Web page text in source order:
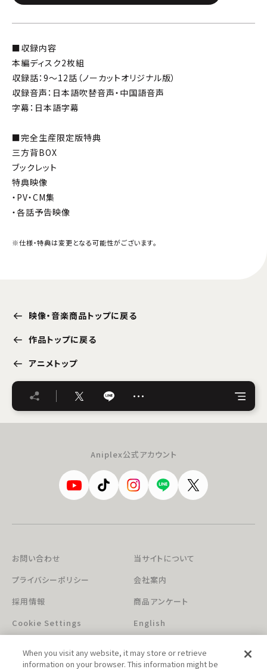
■収録内容
本編ディスク2枚組
収録話：9～12話（ノーカットオリジナル版）
収録音声：日本語吹替音声・中国語音声
字幕：日本語字幕
■完全生産限定版特典
三方背BOX
ブックレット
特典映像
・PV・CM集
・各話予告映像
※仕様・特典は変更となる可能性がございます。
映像・音楽商品トップに戻る
作品トップに戻る
アニメトップ
…
Aniplex公式アカウント
お問い合わせ
当サイトについて
プライバシーポリシー
会社案内
採用情報
商品アンケート
Cookie Settings
English
When you visit any website, it may store or retrieve
information on your browser. This information might be